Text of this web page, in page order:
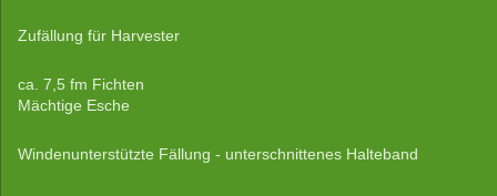
Zufällung für Harvester
ca. 7,5 fm Fichten
Mächtige Esche
Windenunterstützte Fällung - unterschnittenes Halteband